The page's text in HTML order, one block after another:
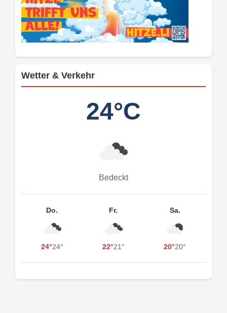
Wetter & Verkehr
24°C
Bedeckt
Do.
24°24°
Fr.
22°21°
Sa.
20°20°